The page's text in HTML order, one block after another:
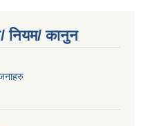
नियम/ कानुन